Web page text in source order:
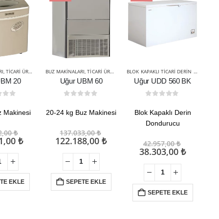
ÜRÜNLER
TICARI ÜRÜNLER
20
Makinesi
₺
fiyat:
₺Şu
EKLE
BUZ MAKINALARI ,TICARI ÜRÜNLER
Uğur UBM 60
20-24 kg Buz Makinesi
137.033,00₺
fiyat:
137.033,00 ₺.
122.188,00₺Şu
122.188,00 ₺.
SEPETE EKLE
BLOK KAPAKLI TICARI DERIN DONDURUCULAR
Uğur UDD 560 BK
Blok Kapaklı Derin
Dondurucu
42.957,00₺
fiyat:
38.303,00₺Şu
SEPETE EKLE